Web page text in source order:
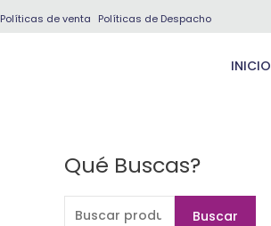
al
Políticas de venta Políticas de Despacho
INICIO
Qué Buscas?
B
Buscar